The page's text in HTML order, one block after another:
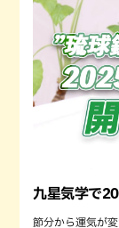
九星気学で
節分から運気が